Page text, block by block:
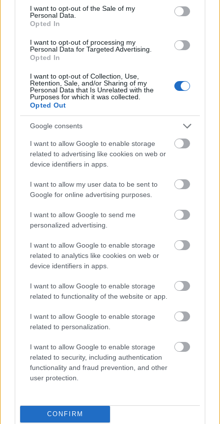
consent section.
I want to opt-out of the Sale of my
Personal Data.
Opted In
I want to opt-out of processing my
Personal Data for Targeted Advertising.
Opted In
I want to opt-out of Collection, Use,
Retention, Sale, and/or Sharing of my
Personal Data that Is Unrelated with the
Purposes for which it was collected.
Opted Out
Google consents
I want to allow Google to enable storage
related to advertising like cookies on web or
device identifiers in apps.
I want to allow my user data to be sent to
Google for online advertising purposes.
I want to allow Google to send me
personalized advertising.
I want to allow Google to enable storage
related to analytics like cookies on web or
device identifiers in apps.
I want to allow Google to enable storage
related to functionality of the website or app.
I want to allow Google to enable storage
related to personalization.
I want to allow Google to enable storage
related to security, including authentication
functionality and fraud prevention, and other
user protection.
CONFIRM
ΕΛΛΑΔΑ
Πώς έπιασαν τον τράπερ Ivan Greko και τους
άλλους τρεις απαγωγείς του επιχειρηματία
ΤΟΠΙΚΑ ΝΕΑ
Οι φωτογραφίες της φρίκης: Τα βασανιστήρια
στον 24χρονο από τους απαγωγείς με τον
Πατρινό τράπερ Ivan Greko